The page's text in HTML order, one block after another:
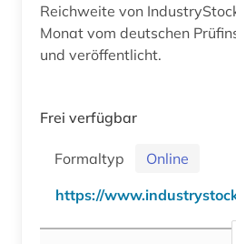
Reichweite von
Monat vom deutschen
und veröffentlicht.
Frei verfügbar
Formaltyp
Online
https://